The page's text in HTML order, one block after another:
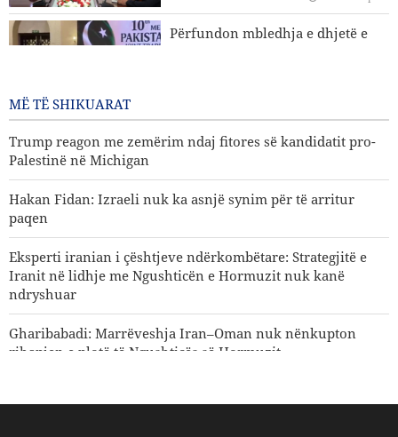
Trump reagon me zemërim ndaj fitores së kandidatit pro-
Palestinë në Michigan
Përfundon mbledhja e dhjetë e
MË TË SHIKUARAT
Trump reagon me zemërim ndaj fitores së kandidatit pro-
Palestinë në Michigan
Hakan Fidan: Izraeli nuk ka asnjë synim për të arritur
paqen
Eksperti iranian i çështjeve ndërkombëtare: Strategjitë e
Iranit në lidhje me Ngushticën e Hormuzit nuk kanë
ndryshuar
Gharibabadi: Marrëveshja Iran–Oman nuk nënkupton
rihapjen e plotë të Ngushticës së Hormuzit
në jug të Libanit